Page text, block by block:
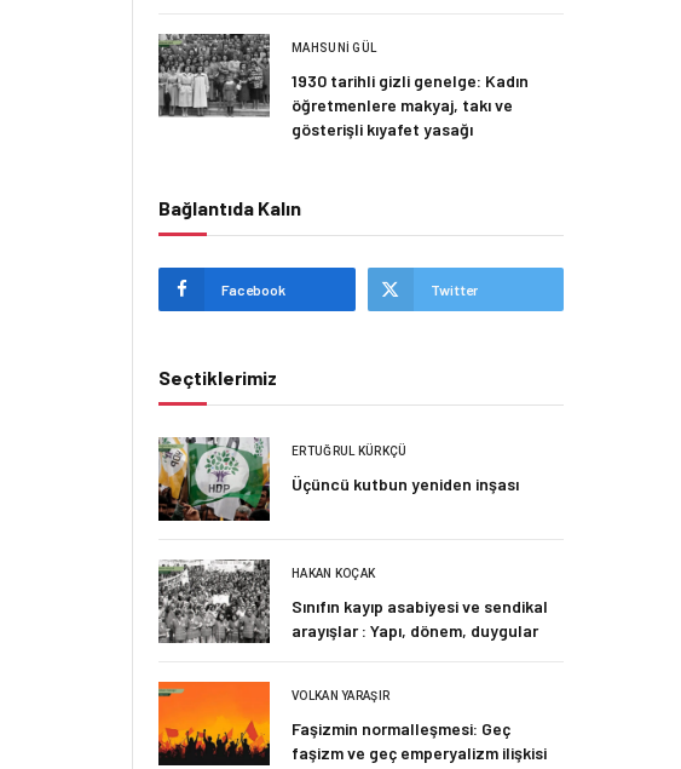
MAHSUNI GÜL
1930 tarihli gizli genelge: Kadın
öğretmenlere makyaj, takı ve
gösterişli kıyafet yasağı
Bağlantıda Kalın
Facebook Twitter
Seçtiklerimiz
ERTUĞRUL KÜRKÇÜ
Üçüncü kutbun yeniden inşası
HAKAN KOÇAK
Sınıfın kayıp asabiyesi ve sendikal
arayışlar : Yapı, dönem, duygular
VOLKAN YARAŞIR
Faşizmin normalleşmesi: Geç
faşizm ve geç emperyalizm ilişkisi